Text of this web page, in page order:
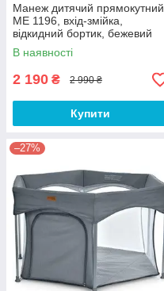
Манеж дитячий прямокутний
МЕ 1196, вхід-змійка,
відкидний бортик, бежевий
В наявності
2 190 ₴ 2 990 ₴
Купити
–27%